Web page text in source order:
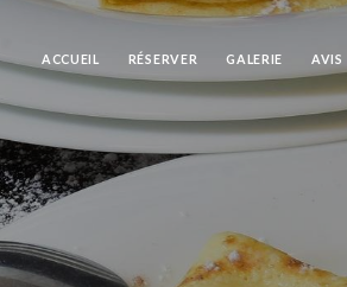
ACCUEIL RÉSERVER GALERIE AVIS